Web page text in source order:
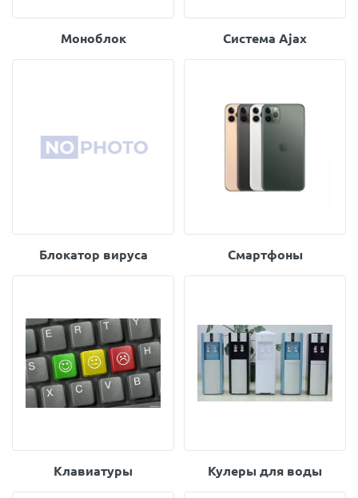
Моноблок Система Ajax
Блокатор вируса Смартфоны
Клавиатуры Кулеры для воды